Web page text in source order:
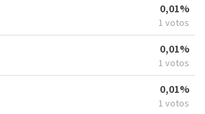
0,01%
1 votos
0,01%
1 votos
0,01%
1 votos